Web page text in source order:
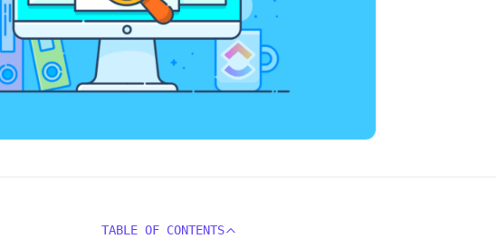
TABLE OF CONTENTS